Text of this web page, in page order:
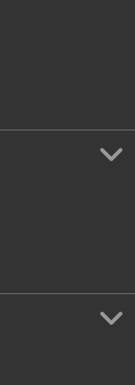
Estambul
+